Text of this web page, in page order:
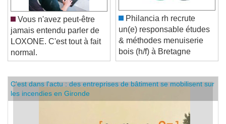
Vous n'avez peut-être
jamais entendu parler de
LOXONE. C'est tout à fait
normal.
Philancia rh recrute
un(e) responsable études
& méthodes menuiserie
bois (h/f) à Bretagne
C'est dans l'actu : des entreprises de bâtiment se mobilisent sur
les incendies en Gironde